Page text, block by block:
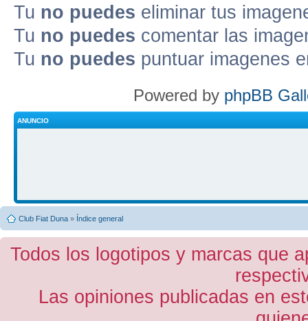
Tu no puedes eliminar tus
Tu no puedes comentar las
Tu no puedes puntuar imagenes
Powered by phpBB
ANUNCIO
Club Fiat Duna » Índice general
Todos los logotipos y marcas que
Las opiniones publicadas en